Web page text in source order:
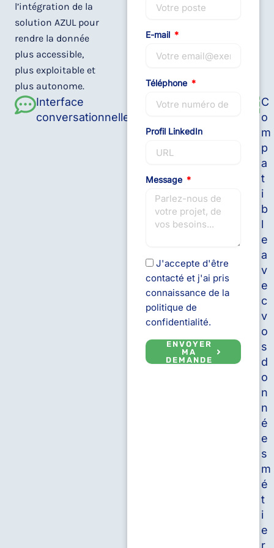
l’intégration de la
solution AZUL pour
rendre la donnée
plus accessible,
plus exploitable et
plus autonome.
Interface
conversationnelle
Déploiement
ou On-Premise
C
o
m
p
a
t
i
b
l
e
a
v
e
c
v
o
s
d
o
n
n
é
e
s
m
é
t
i
e
r
E-mail
Téléphone
Profil LinkedIn
Message
J'accepte d'être
contacté et j'ai pris
connaissance de la
politique de
confidentialité.
ENVOYER
MA
DEMANDE